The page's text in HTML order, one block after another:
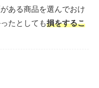
ある商品を選んでおけ
たとしても損をするこ